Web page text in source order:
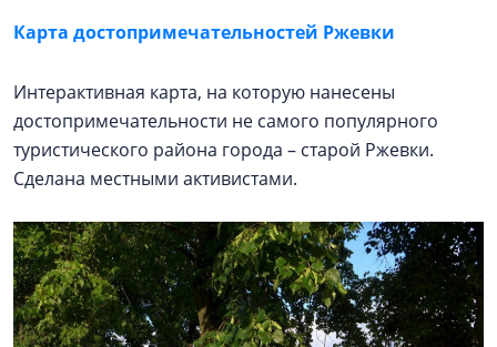
Карта достопримечательностей Ржевки
Интерактивная карта, на которую нанесены
достопримечательности не самого популярного
туристического района города – старой Ржевки.
Сделана местными активистами.